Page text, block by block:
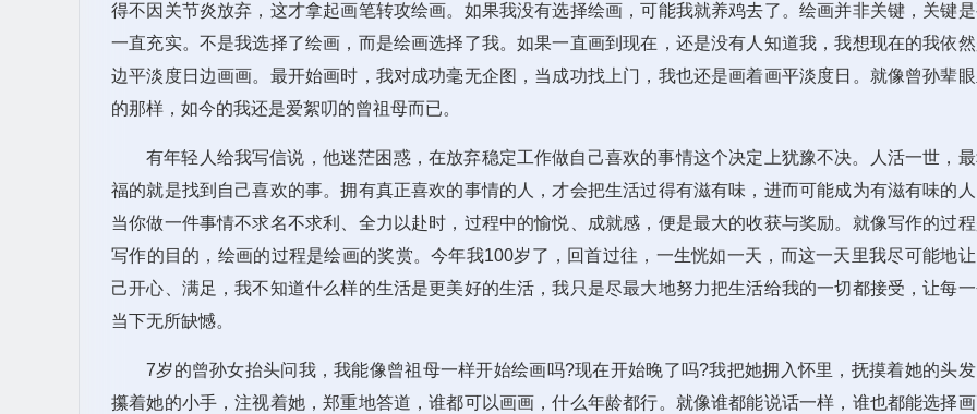
得不因关节炎放弃，这才拿起画笔转攻绘画。如果我没有选择绘画，可能我就养鸡去了。绘画并非关键，关键
一直充实。不是我选择了绘画，而是绘画选择了我。如果一直画到现在，还是没有人知道我，我想现在的我依
边平淡度日边画画。最开始画时，我对成功毫无企图，当成功找上门，我也还是画着画平淡度日。就像曾孙辈眼
的那样，如今的我还是爱絮叨的曾祖母而已。
有年轻人给我写信说，他迷茫困惑，在放弃稳定工作做自己喜欢的事情这个决定上犹豫不决。人活一世，
福的就是找到自己喜欢的事。拥有真正喜欢的事情的人，才会把生活过得有滋有味，进而可能成为有滋有味的人
当你做一件事情不求名不求利、全力以赴时，过程中的愉悦、成就感，便是最大的收获与奖励。就像写作的过
写作的目的，绘画的过程是绘画的奖赏。今年我100岁了，回首过往，一生恍如一天，而这一天里我尽可能地让
己开心、满足，我不知道什么样的生活是更美好的生活，我只是尽最大地努力把生活给我的一切都接受，让每
当下无所缺憾。
7岁的曾孙女抬头问我，我能像曾祖母一样开始绘画吗?现在开始晚了吗?我把她拥入怀里，抚摸着她的头发
攥着她的小手，注视着她，郑重地答道，谁都可以画画，什么年龄都行。就像谁都能说话一样，谁也都能选择